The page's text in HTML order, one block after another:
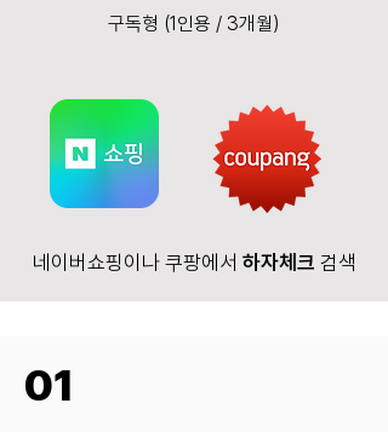
구독형 (1인용 / 3개월)
네이버쇼핑이나 쿠팡에서 하자체크 검색
01